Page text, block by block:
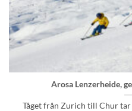
Arosa Lenzerheide,
Tåget från Zurich till Chur